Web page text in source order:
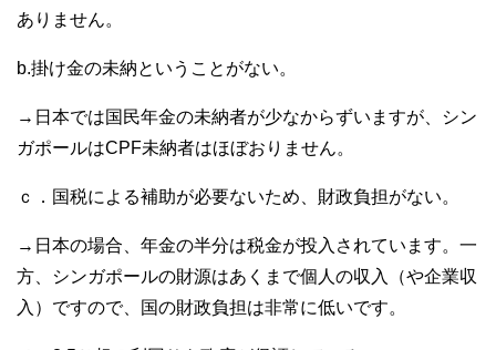
ありません。
b.掛け金の未納ということがない。
→日本では国民年金の未納者が少なからずいますが、シン
ガポールはCPF未納者はほぼおりません。
ｃ．国税による補助が必要ないため、財政負担がない。
→日本の場合、年金の半分は税金が投入されています。一
方、シンガポールの財源はあくまで個人の収入（や企業収
入）ですので、国の財政負担は非常に低いです。